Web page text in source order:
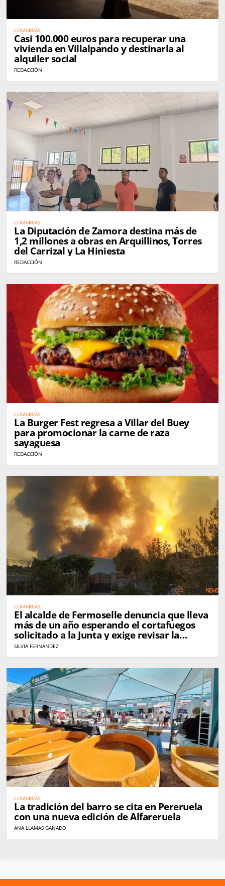
COMARCAS
Casi 100.000 euros para recuperar una
vivienda en Villalpando y destinarla al
alquiler social
REDACCIÓN
COMARCAS
La Diputación de Zamora destina más de
1,2 millones a obras en Arquillinos, Torres
del Carrizal y La Hiniesta
REDACCIÓN
COMARCAS
La Burger Fest regresa a Villar del Buey
para promocionar la carne de raza
sayaguesa
REDACCIÓN
COMARCAS
El alcalde de Fermoselle denuncia que lleva
más de un año esperando el cortafuegos
solicitado a la Junta y exige revisar la
gestión de Arribes tras el incendio
SILVIA FERNÁNDEZ
COMARCAS
La tradición del barro se cita en Pereruela
con una nueva edición de Alfareruela
ANA LLAMAS GANADO